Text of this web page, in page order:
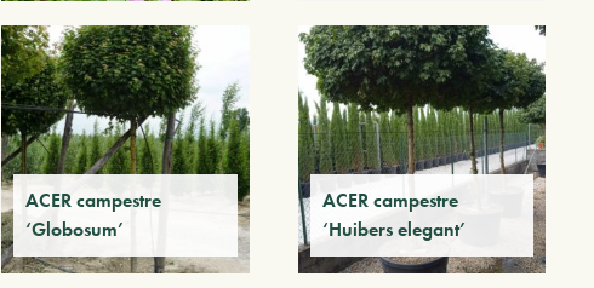
ACER campestre
‘Globosum’
ACER campestre
‘Huibers elegant’